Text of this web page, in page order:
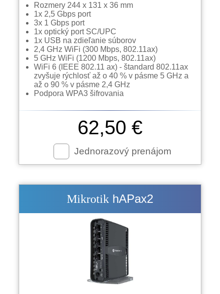
Rozmery 244 x 131 x 36 mm
1x 2,5 Gbps port
3x 1 Gbps port
1x optický port SC/UPC
1x USB na zdieľanie súborov
2,4 GHz WiFi (300 Mbps, 802.11ax)
5 GHz WiFi (1200 Mbps, 802.11ax)
WiFi 6 (IEEE 802.11 ax) - štandard 802.11ax
zvyšuje rýchlosť až o 40 % v pásme 5 GHz a
až o 90 % v pásme 2,4 GHz
Podpora WPA3 šifrovania
62,50 €
Jednorazový prenájom
Mikrotik hAPax2